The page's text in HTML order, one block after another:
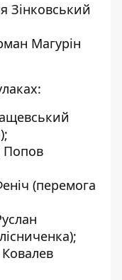
Зінковський
Магурін
Попов
(перемога